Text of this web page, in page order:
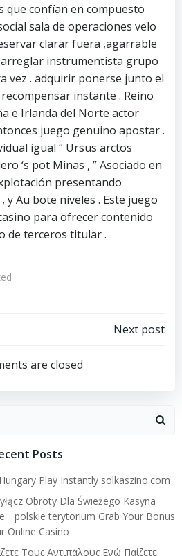
que confían en compuesto
sala de operaciones velo
clarar fuera ,agarrable
instrumentista grupo
vez . adquirir ponerse junto el
instante . Reino
e Irlanda del Norte actor
juego genuino apostar .
igual “ Ursus arctos
‘s pot Minas , ” Asociado en
presentando
y Au bote niveles . Este juego
para ofrecer contenido
de terceros titular .
navigation
Next post
are closed
Posts
Play Instantly solkaszino.com
Obroty Dla Świeżego Kasyna
_ polskie terytorium Grab Your Bonus
Online Casino
Τους Αντιπάλους Ενώ Παίζετε